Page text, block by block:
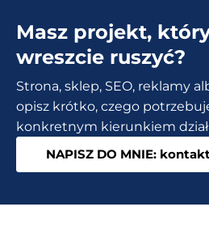
Jak
zabrać?
Masz projekt,
wreszcie ruszyć?
Strona, sklep, SEO, reklamy
opisz krótko, czego
konkretnym kierunkiem
NAPISZ DO MNIE: